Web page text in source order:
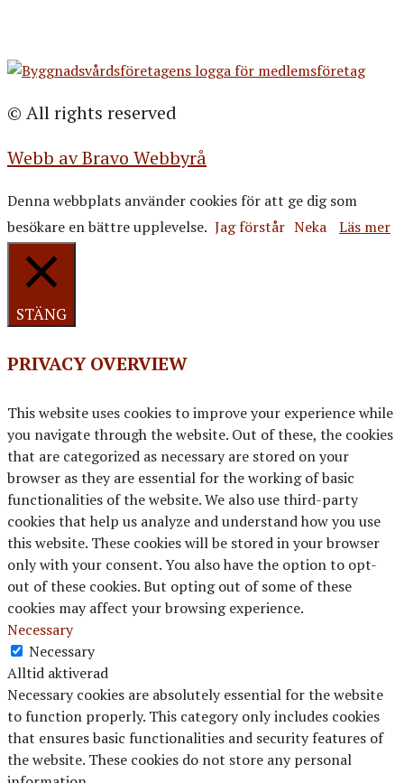
© All rights reserved
Webb av Bravo Webbyrå
Denna webbplats använder cookies för att ge dig som
besökare en bättre upplevelse. Jag förstår Neka Läs mer
STÄNG
PRIVACY OVERVIEW
This website uses cookies to improve your experience while
you navigate through the website. Out of these, the cookies
that are categorized as necessary are stored on your
browser as they are essential for the working of basic
functionalities of the website. We also use third-party
cookies that help us analyze and understand how you use
this website. These cookies will be stored in your browser
only with your consent. You also have the option to opt-
out of these cookies. But opting out of some of these
cookies may affect your browsing experience.
Necessary
Necessary
Alltid aktiverad
Necessary cookies are absolutely essential for the website
to function properly. This category only includes cookies
that ensures basic functionalities and security features of
the website. These cookies do not store any personal